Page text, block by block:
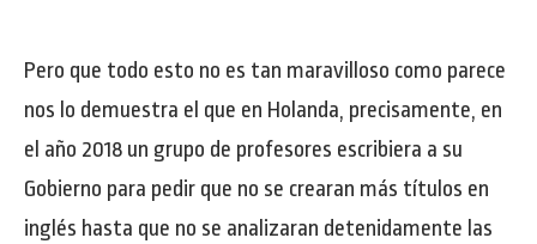
Pero que todo esto no es tan maravilloso como parece
nos lo demuestra el que en Holanda, precisamente, en
el año 2018 un grupo de profesores escribiera a su
Gobierno para pedir que no se crearan más títulos en
inglés hasta que no se analizaran detenidamente las